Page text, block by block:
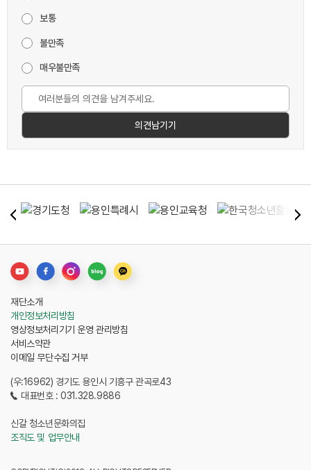
보통
불만족
매우불만족
(우:16962) 경기도 용인시 기흥구 관곡로43
대표번호 : 031.328.9886
신갈 청소년문화의집
조직도 및 업무안내
재단소개
개인정보처리방침
영상정보처리기기 운영 관리방침
서비스약관
이메일 무단수집 거부